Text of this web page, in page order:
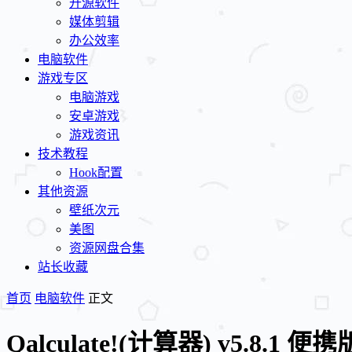
媒体剪辑
办公效率
电脑软件
游戏专区
电脑游戏
安卓游戏
游戏资讯
技术教程
Hook配置
其他资源
壁纸次元
美图
资源网盘合集
站长收藏
首页 电脑软件 正文
Qalculate!(计算器) v5.8.1 便携